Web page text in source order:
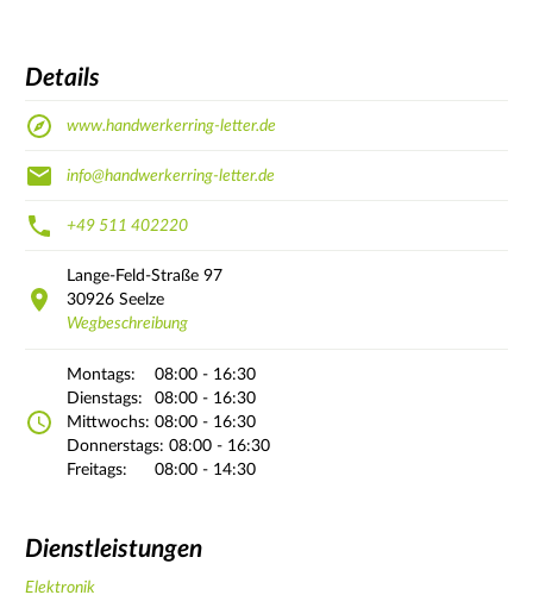
Details
www.handwerkerring-letter.de
info@handwerkerring-letter.de
+49 511 402220
Lange-Feld-Straße 97
30926 Seelze
Wegbeschreibung
Montags:
08:00 - 16:30
Dienstags:
08:00 - 16:30
Mittwochs: 08:00 - 16:30
Donnerstags: 08:00 - 16:30
Freitags:
08:00 - 14:30
Dienstleistungen
Elektronik